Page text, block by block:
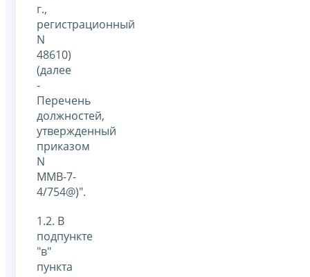
г.,
регистрационный
N
48610)
(далее
-
Перечень
должностей,
утвержденный
приказом
N
ММВ-7-
4/754@)".
1.2. В
подпункте
"в"
пункта